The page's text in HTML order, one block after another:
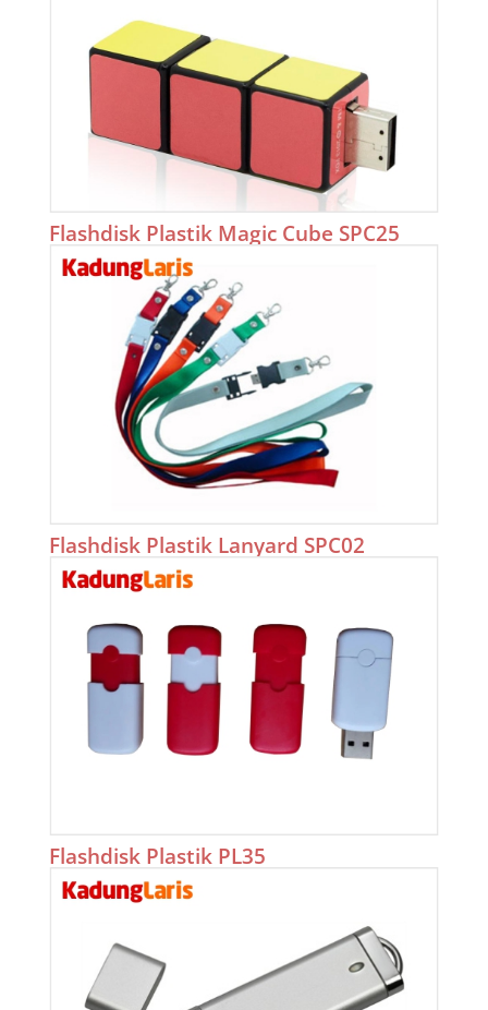
Flashdisk Plastik Magic Cube SPC25
Flashdisk Plastik Lanyard SPC02
Flashdisk Plastik PL35